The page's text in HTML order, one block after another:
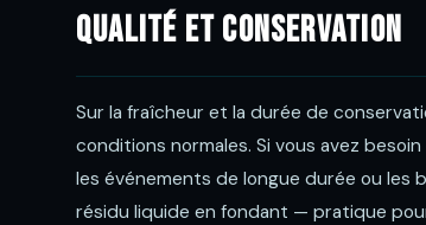
Qualité et conservation
Sur la fraîcheur et la durée de
conditions normales. Si vous avez
les événements de longue durée ou les
résidu liquide en fondant — pratique